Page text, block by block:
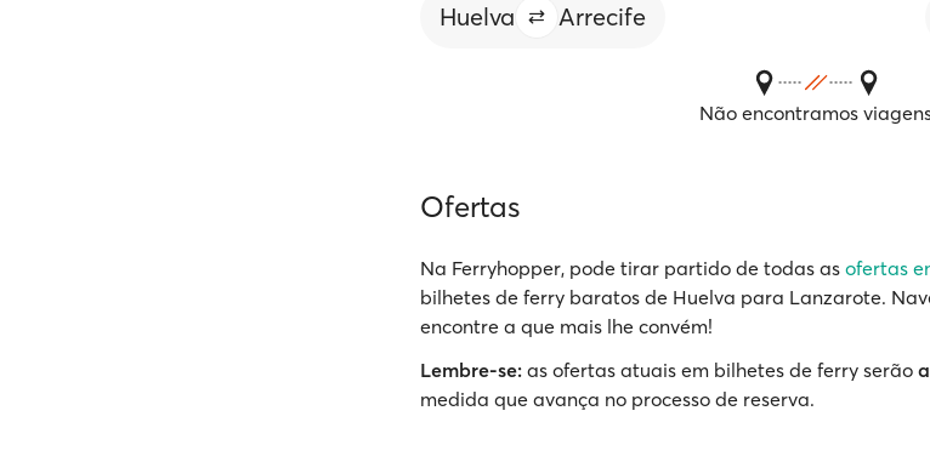
Huelva Arrecife
Não encontramos
Ofertas
Na Ferryhopper, pode tirar partido de todas as ofertas
bilhetes de ferry baratos de Huelva para Lanzarote.
encontre a que mais lhe convém!
Lembre-se: as ofertas atuais em bilhetes de ferry serão
medida que avança no processo de reserva.